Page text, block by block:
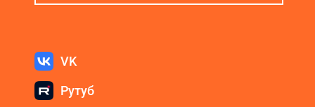
VK
Рутуб